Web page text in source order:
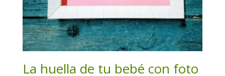
La huella de tu bebé con foto